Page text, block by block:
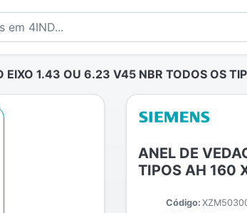
EIXO 1.43 OU 6.23 V45 NBR TODOS OS
ANEL DE
TIPOS AH 160
Código: